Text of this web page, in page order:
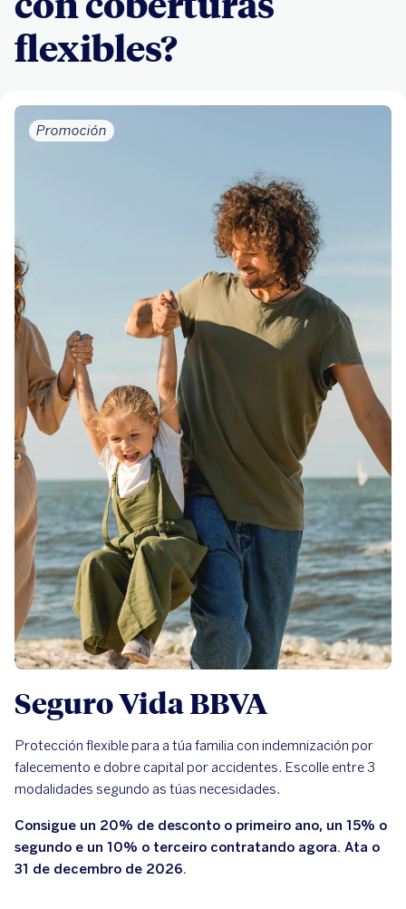
flexibles?
Promoción
Seguro Vida BBVA
Protección flexible para a túa familia con indemnización por
falecemento e dobre capital por accidentes. Escolle entre 3
modalidades segundo as túas necesidades.
Consigue un 20% de desconto o primeiro ano, un 15% o
segundo e un 10% o terceiro contratando agora. Ata o
31 de decembro de 2026.